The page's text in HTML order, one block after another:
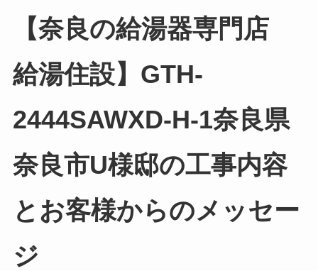
【奈良の給湯器専門店
給湯住設】GTH-
2444SAWXD-H-1奈良県
奈良市U様邸の工事内容
とお客様からのメッセー
ジ